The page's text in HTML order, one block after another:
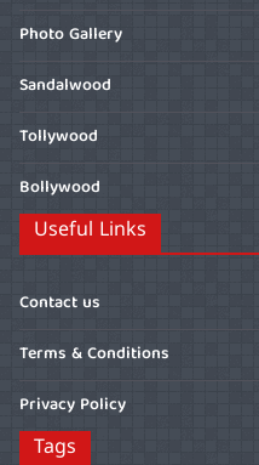
Photo Gallery
Sandalwood
Tollywood
Bollywood
Useful Links
Contact us
Terms & Conditions
Privacy Policy
Tags